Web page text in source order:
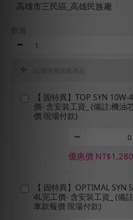
高雄市三民區_高雄民族廠
以優惠價加購商品
【 固特異】TOP SYN
價- 含安裝工資_ (備註:機油
價 現場付款)
優惠價 NT$1,280
【 固特異】OPTIMAL SYN
4L完工價- 含安裝工資_ (備
車款報價 現場付款)